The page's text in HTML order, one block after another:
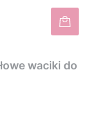
waciki do